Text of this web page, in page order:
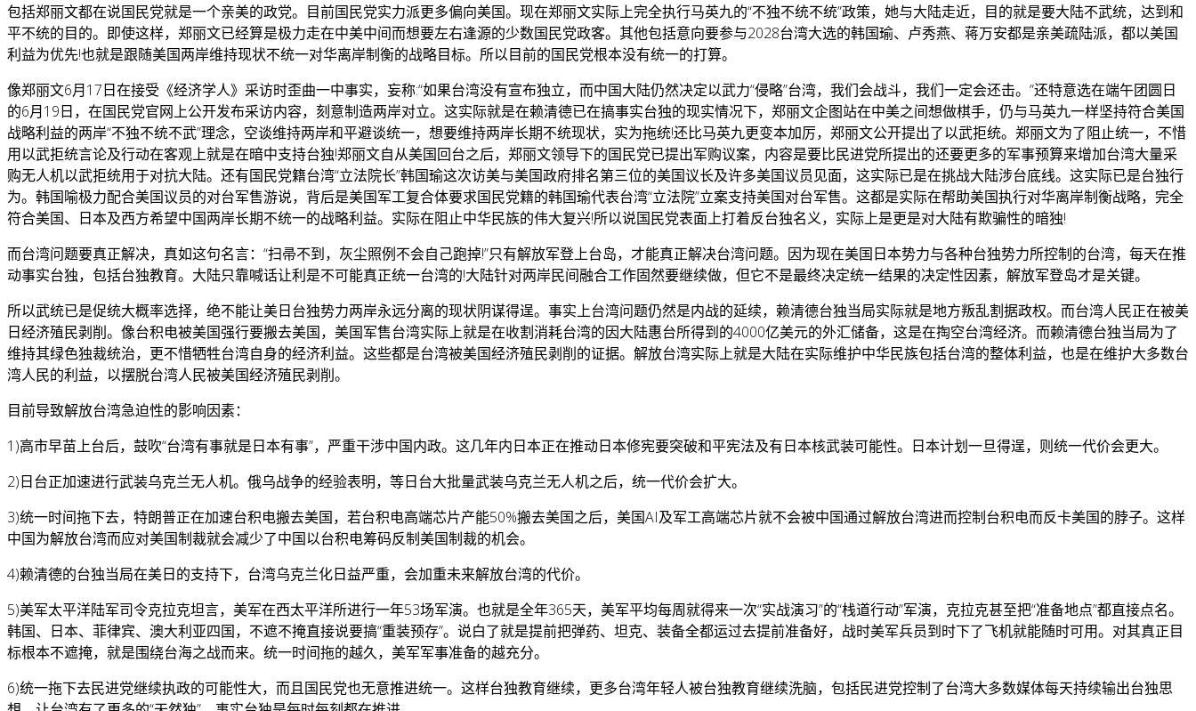
包括郑丽文都在说国民党就是一个亲美的政党。目前国民党实力派更多偏向美国。现在郑丽文实际上完全执行马英九的“不独不统不统”政策，她与大陆走近，目的就是要大陆不武统，达到和
平不统的目的。即使这样，郑丽文已经算是极力走在中美中间而想要左右逢源的少数国民党政客。其他包括意向要参与2028台湾大选的韩国瑜、卢秀燕、蒋万安都是亲美疏陆派，都以美国
利益为优先!也就是跟随美国两岸维持现状不统一对华离岸制衡的战略目标。所以目前的国民党根本没有统一的打算。
像郑丽文6月17日在接受《经济学人》采访时歪曲一中事实，妄称:“如果台湾没有宣布独立，而中国大陆仍然决定以武力“侵略”台湾，我们会战斗，我们一定会还击。”还特意选在端午团圆日
的6月19日，在国民党官网上公开发布采访内容，刻意制造两岸对立。这实际就是在赖清德已在搞事实台独的现实情况下，郑丽文企图站在中美之间想做棋手，仍与马英九一样坚持符合美国
战略利益的两岸“不独不统不武”理念，空谈维持两岸和平避谈统一，想要维持两岸长期不统现状，实为拖统!还比马英九更变本加厉，郑丽文公开提出了以武拒统。郑丽文为了阻止统一，不惜
用以武拒统言论及行动在客观上就是在暗中支持台独!郑丽文自从美国回台之后，郑丽文领导下的国民党已提出军购议案，内容是要比民进党所提出的还要更多的军事预算来增加台湾大量采
购无人机以武拒统用于对抗大陆。还有国民党籍台湾“立法院长”韩国瑜这次访美与美国政府排名第三位的美国议长及许多美国议员见面，这实际已是在挑战大陆涉台底线。这实际已是台独行
为。韩国喻极力配合美国议员的对台军售游说，背后是美国军工复合体要求国民党籍的韩国瑜代表台湾“立法院”立案支持美国对台军售。这都是实际在帮助美国执行对华离岸制衡战略，完全
符合美国、日本及西方希望中国两岸长期不统一的战略利益。实际在阻止中华民族的伟大复兴!所以说国民党表面上打着反台独名义，实际上是更是对大陆有欺骗性的暗独!
而台湾问题要真正解决，真如这句名言：“扫帚不到，灰尘照例不会自己跑掉!”只有解放军登上台岛，才能真正解决台湾问题。因为现在美国日本势力与各种台独势力所控制的台湾，每天在推
动事实台独，包括台独教育。大陆只靠喊话让利是不可能真正统一台湾的!大陆针对两岸民间融合工作固然要继续做，但它不是最终决定统一结果的决定性因素，解放军登岛才是关键。
所以武统已是促统大概率选择，绝不能让美日台独势力两岸永远分离的现状阴谋得逞。事实上台湾问题仍然是内战的延续，赖清德台独当局实际就是地方叛乱割据政权。而台湾人民正在被美
日经济殖民剥削。像台积电被美国强行要搬去美国，美国军售台湾实际上就是在收割消耗台湾的因大陆惠台所得到的4000亿美元的外汇储备，这是在掏空台湾经济。而赖清德台独当局为了
维持其绿色独裁统治，更不惜牺牲台湾自身的经济利益。这些都是台湾被美国经济殖民剥削的证据。解放台湾实际上就是大陆在实际维护中华民族包括台湾的整体利益，也是在维护大多数台
湾人民的利益，以摆脱台湾人民被美国经济殖民剥削。
目前导致解放台湾急迫性的影响因素：
1)高市早苗上台后，鼓吹“台湾有事就是日本有事”，严重干涉中国内政。这几年内日本正在推动日本修宪要突破和平宪法及有日本核武装可能性。日本计划一旦得逞，则统一代价会更大。
2)日台正加速进行武装乌克兰无人机。俄乌战争的经验表明，等日台大批量武装乌克兰无人机之后，统一代价会扩大。
3)统一时间拖下去，特朗普正在加速台积电搬去美国，若台积电高端芯片产能50%搬去美国之后，美国AI及军工高端芯片就不会被中国通过解放台湾进而控制台积电而反卡美国的脖子。这样
中国为解放台湾而应对美国制裁就会减少了中国以台积电筹码反制美国制裁的机会。
4)赖清德的台独当局在美日的支持下，台湾乌克兰化日益严重，会加重未来解放台湾的代价。
5)美军太平洋陆军司令克拉克坦言，美军在西太平洋所进行一年53场军演。也就是全年365天，美军平均每周就得来一次“实战演习”的“栈道行动”军演，克拉克甚至把“准备地点”都直接点名。
韩国、日本、菲律宾、澳大利亚四国，不遮不掩直接说要搞“重装预存”。说白了就是提前把弹药、坦克、装备全都运过去提前准备好，战时美军兵员到时下了飞机就能随时可用。对其真正目
标根本不遮掩，就是围绕台海之战而来。统一时间拖的越久，美军军事准备的越充分。
6)统一拖下去民进党继续执政的可能性大，而且国民党也无意推进统一。这样台独教育继续，更多台湾年轻人被台独教育继续洗脑，包括民进党控制了台湾大多数媒体每天持续输出台独思